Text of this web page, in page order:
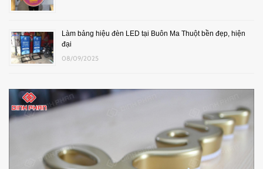
Làm bảng hiệu đèn LED tại Buôn Ma Thuột bền đẹp, hiện
đại
08/09/2025